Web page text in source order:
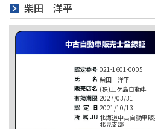
柴田 洋平
021-1601-0005
柴田 洋平
(株)上ケ島自動車
2027/03/31
2021/10/13
北海道中古自動車
北見支部